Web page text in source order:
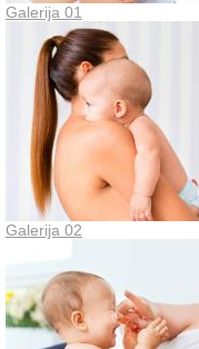
Galerija 01
Galerija 02